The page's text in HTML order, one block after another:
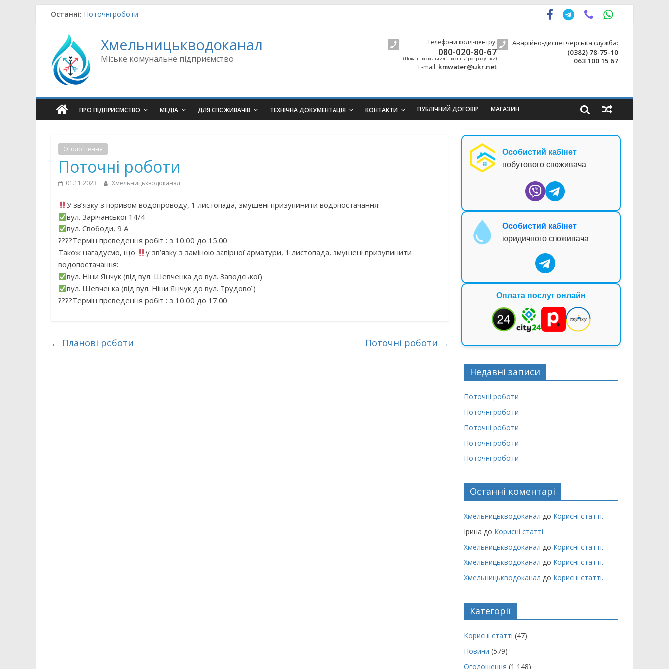
Останні: Поточні роботи
Поточні роботи
Поточні роботи
Хмельницькводоканал
Міське комунальне підприємство
Телефони колл-центру:
080-020-80-67
(Показники лічильників та розрахунки)
E-mail: kmwater@ukr.net
Аварійно-диспетчерська служба:
(0382) 78-75-10
063 100 15 67
ПРО ПІДПРИЄМСТВО МЕДІА ДЛЯ СПОЖИВАЧІВ ТЕХНІЧНА ДОКУМЕНТАЦІЯ КОНТАКТИ ПУБЛІЧНИЙ ДОГОВІР МАГАЗИН
Оголошення
Поточні роботи
01.11.2023 Хмельницькводоканал
У зв’язку з поривом водопроводу, 1 листопада, змушені призупинити водопостачання:
вул. Зарічанської 14/4
вул. Свободи, 9 А
????Термін проведення робіт : з 10.00 до 15.00
Також нагадуємо, що
у зв’язку з заміною запірної арматури, 1 листопада, змушені призупинити
водопостачання:
вул. Ніни Янчук (від вул. Шевченка до вул. Заводської)
вул. Шевченка (від вул. Ніни Янчук до вул. Трудової)
????Термін проведення робіт : з 10.00 до 17.00
← Планові роботи Поточні роботи →
Особистий кабінет
побутового споживача
Особистий кабінет
юридичного споживача
Оплата послуг онлайн
Недавні записи
Поточні роботи
Поточні роботи
Поточні роботи
Поточні роботи
Поточні роботи
Останні коментарі
Хмельницькводоканал до Корисні статті.
Ірина до Корисні статті.
Хмельницькводоканал до Корисні статті.
Хмельницькводоканал до Корисні статті.
Хмельницькводоканал до Корисні статті.
Категорії
Корисні статті (47)
Новини (579)
Оголошення (1 148)